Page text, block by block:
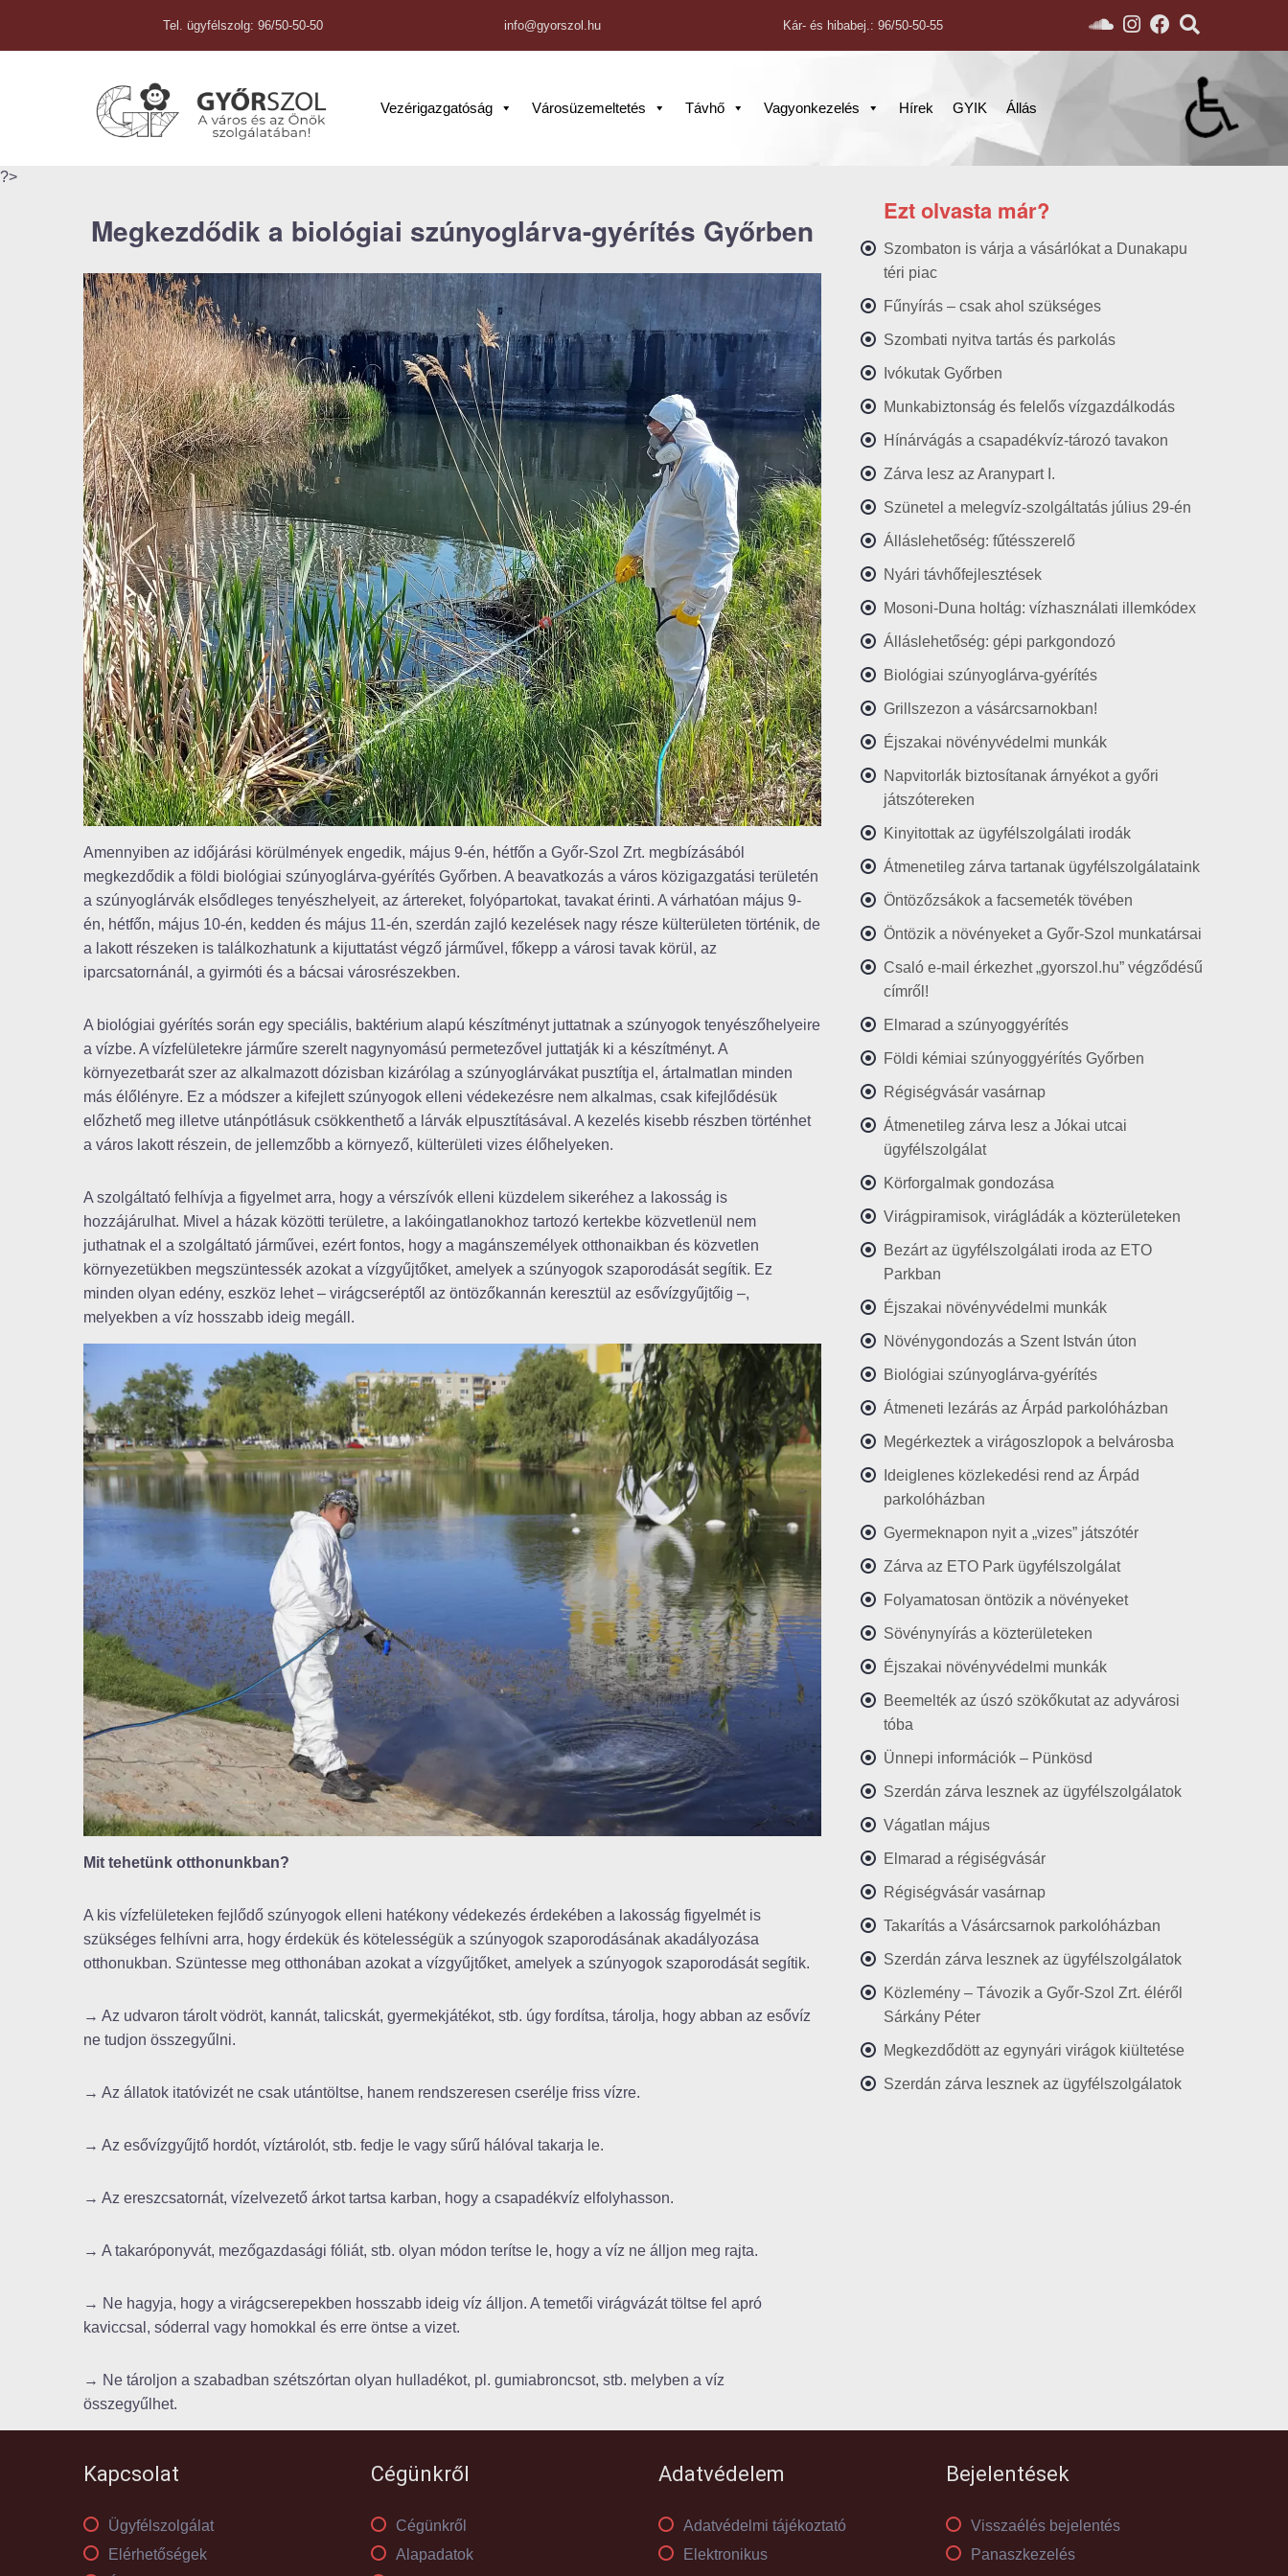
Tel. ügyfélszolg: 96/50-50-50 info@gyorszol.hu Kár- és hibabej.: 96/50-50-55
Vezérigazgatóság Városüzemeltetés Távhő Vagyonkezelés Hírek GYIK Állás
?>
Megkezdődik a biológiai szúnyoglárva-gyérítés Győrben
Amennyiben az időjárási körülmények engedik, május 9-én, hétfőn a Győr-Szol Zrt. megbízásából
megkezdődik a földi biológiai szúnyoglárva-gyérítés Győrben. A beavatkozás a város közigazgatási területén
a szúnyoglárvák elsődleges tenyészhelyeit, az ártereket, folyópartokat, tavakat érinti. A várhatóan május 9-
én, hétfőn, május 10-én, kedden és május 11-én, szerdán zajló kezelések nagy része külterületen történik, de
a lakott részeken is találkozhatunk a kijuttatást végző járművel, főkepp a városi tavak körül, az
iparcsatornánál, a gyirmóti és a bácsai városrészekben.
A biológiai gyérítés során egy speciális, baktérium alapú készítményt juttatnak a szúnyogok tenyészőhelyeire
a vízbe. A vízfelületekre járműre szerelt nagynyomású permetezővel juttatják ki a készítményt. A
környezetbarát szer az alkalmazott dózisban kizárólag a szúnyoglárvákat pusztítja el, ártalmatlan minden
más élőlényre. Ez a módszer a kifejlett szúnyogok elleni védekezésre nem alkalmas, csak kifejlődésük
előzhető meg illetve utánpótlásuk csökkenthető a lárvák elpusztításával. A kezelés kisebb részben történhet
a város lakott részein, de jellemzőbb a környező, külterületi vizes élőhelyeken.
A szolgáltató felhívja a figyelmet arra, hogy a vérszívók elleni küzdelem sikeréhez a lakosság is
hozzájárulhat. Mivel a házak közötti területre, a lakóingatlanokhoz tartozó kertekbe közvetlenül nem
juthatnak el a szolgáltató járművei, ezért fontos, hogy a magánszemélyek otthonaikban és közvetlen
környezetükben megszüntessék azokat a vízgyűjtőket, amelyek a szúnyogok szaporodását segítik. Ez
minden olyan edény, eszköz lehet – virágcseréptől az öntözőkannán keresztül az esővízgyűjtőig –,
melyekben a víz hosszabb ideig megáll.
Mit tehetünk otthonunkban?
A kis vízfelületeken fejlődő szúnyogok elleni hatékony védekezés érdekében a lakosság figyelmét is
szükséges felhívni arra, hogy érdekük és kötelességük a szúnyogok szaporodásának akadályozása
otthonukban. Szüntesse meg otthonában azokat a vízgyűjtőket, amelyek a szúnyogok szaporodását segítik.
→ Az udvaron tárolt vödröt, kannát, talicskát, gyermekjátékot, stb. úgy fordítsa, tárolja, hogy abban az esővíz
ne tudjon összegyűlni.
→ Az állatok itatóvizét ne csak utántöltse, hanem rendszeresen cserélje friss vízre.
→ Az esővízgyűjtő hordót, víztárolót, stb. fedje le vagy sűrű hálóval takarja le.
→ Az ereszcsatornát, vízelvezető árkot tartsa karban, hogy a csapadékvíz elfolyhasson.
→ A takaróponyvát, mezőgazdasági fóliát, stb. olyan módon terítse le, hogy a víz ne álljon meg rajta.
→ Ne hagyja, hogy a virágcserepekben hosszabb ideig víz álljon. A temetői virágvázát töltse fel apró
kaviccsal, sóderral vagy homokkal és erre öntse a vizet.
→ Ne tároljon a szabadban szétszórtan olyan hulladékot, pl. gumiabroncsot, stb. melyben a víz
összegyűlhet.
Ezt olvasta már?
Szombaton is várja a vásárlókat a Dunakapu
téri piac
Fűnyírás – csak ahol szükséges
Szombati nyitva tartás és parkolás
Ivókutak Győrben
Munkabiztonság és felelős vízgazdálkodás
Hínárvágás a csapadékvíz-tározó tavakon
Zárva lesz az Aranypart I.
Szünetel a melegvíz-szolgáltatás július 29-én
Álláslehetőség: fűtésszerelő
Nyári távhőfejlesztések
Mosoni-Duna holtág: vízhasználati illemkódex
Álláslehetőség: gépi parkgondozó
Biológiai szúnyoglárva-gyérítés
Grillszezon a vásárcsarnokban!
Éjszakai növényvédelmi munkák
Napvitorlák biztosítanak árnyékot a győri
játszótereken
Kinyitottak az ügyfélszolgálati irodák
Átmenetileg zárva tartanak ügyfélszolgálataink
Öntözőzsákok a facsemeték tövében
Öntözik a növényeket a Győr-Szol munkatársai
Csaló e-mail érkezhet „gyorszol.hu” végződésű
címről!
Elmarad a szúnyoggyérítés
Földi kémiai szúnyoggyérítés Győrben
Régiségvásár vasárnap
Átmenetileg zárva lesz a Jókai utcai
ügyfélszolgálat
Körforgalmak gondozása
Virágpiramisok, virágládák a közterületeken
Bezárt az ügyfélszolgálati iroda az ETO
Parkban
Éjszakai növényvédelmi munkák
Növénygondozás a Szent István úton
Biológiai szúnyoglárva-gyérítés
Átmeneti lezárás az Árpád parkolóházban
Megérkeztek a virágoszlopok a belvárosba
Ideiglenes közlekedési rend az Árpád
parkolóházban
Gyermeknapon nyit a „vizes” játszótér
Zárva az ETO Park ügyfélszolgálat
Folyamatosan öntözik a növényeket
Sövénynyírás a közterületeken
Éjszakai növényvédelmi munkák
Beemelték az úszó szökőkutat az adyvárosi
tóba
Ünnepi információk – Pünkösd
Szerdán zárva lesznek az ügyfélszolgálatok
Vágatlan május
Elmarad a régiségvásár
Régiségvásár vasárnap
Takarítás a Vásárcsarnok parkolóházban
Szerdán zárva lesznek az ügyfélszolgálatok
Közlemény – Távozik a Győr-Szol Zrt. éléről
Sárkány Péter
Megkezdődött az egynyári virágok kiültetése
Szerdán zárva lesznek az ügyfélszolgálatok
Kapcsolat
Ügyfélszolgálat
Elérhetőségek
Cégünkről
Cégünkről
Alapadatok
Adatvédelem
Adatvédelmi tájékoztató
Elektronikus
Bejelentések
Visszaélés bejelentés
Panaszkezelés